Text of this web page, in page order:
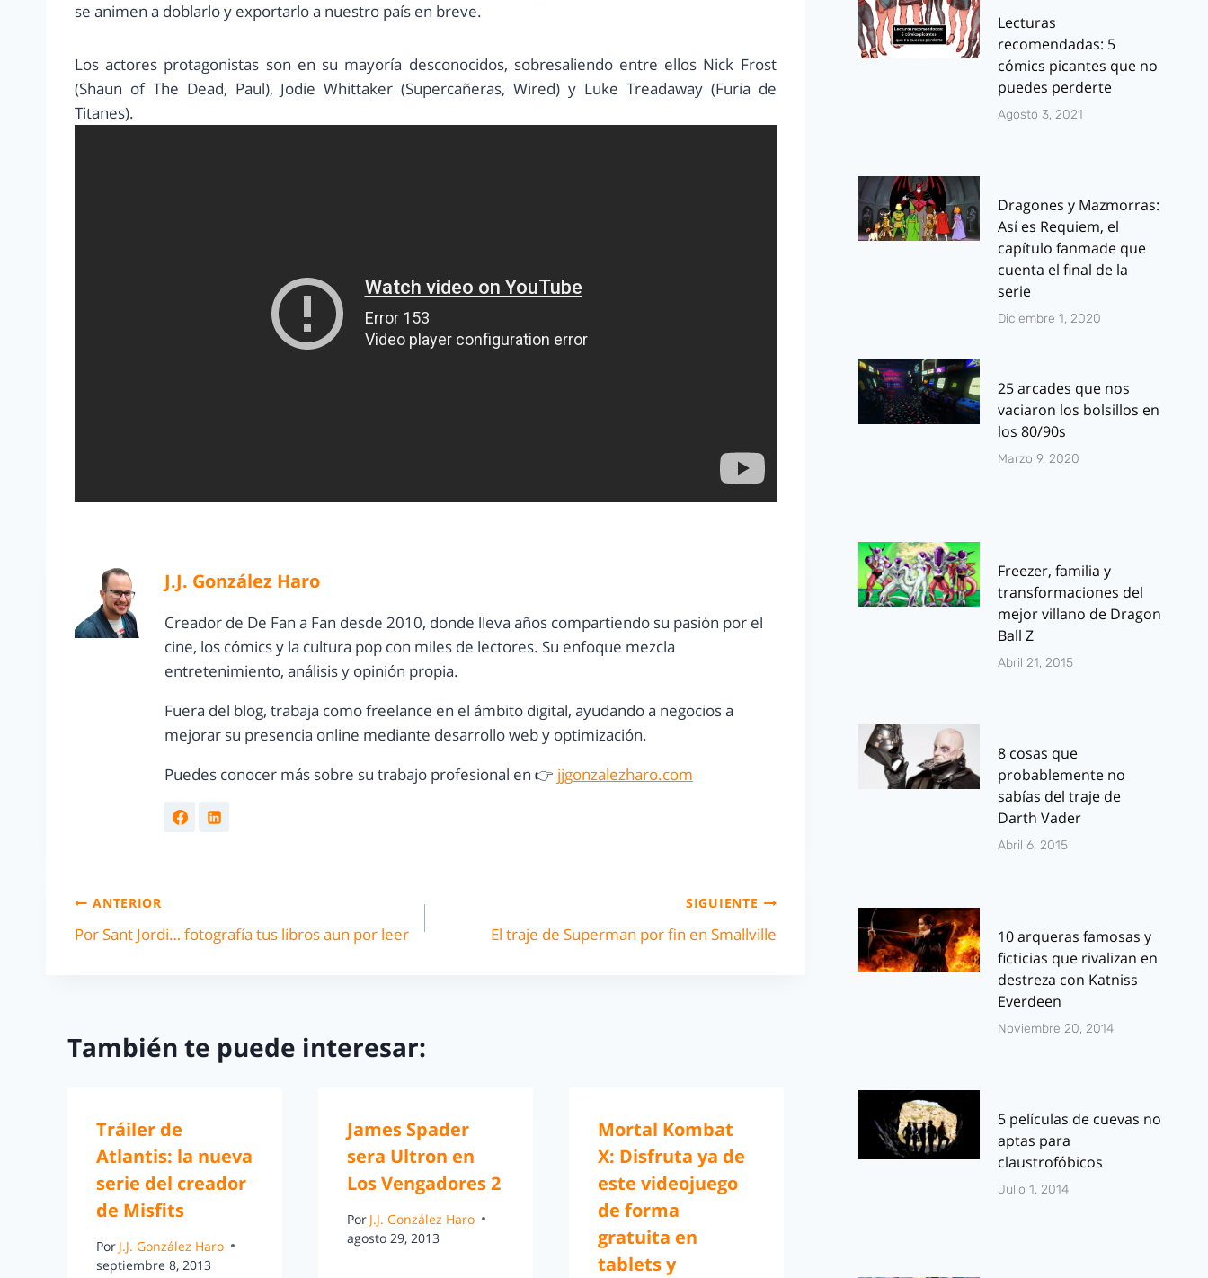
se animen a doblarlo y exportarlo a nuestro país en breve.
Los actores protagonistas son en su mayoría desconocidos, sobresaliendo entre ellos Nick Frost
(Shaun of The Dead, Paul), Jodie Whittaker (Supercañeras, Wired) y Luke Treadaway (Furia de
Titanes).
J.J. González Haro
Creador de De Fan a Fan desde 2010, donde lleva años compartiendo su pasión por el
cine, los cómics y la cultura pop con miles de lectores. Su enfoque mezcla
entretenimiento, análisis y opinión propia.
Fuera del blog, trabaja como freelance en el ámbito digital, ayudando a negocios a
mejorar su presencia online mediante desarrollo web y optimización.
Puedes conocer más sobre su trabajo profesional en 👉 jjgonzalezharo.com
ANTERIOR
Por Sant Jordi… fotografía tus libros aun por leer
SIGUIENTE
El traje de Superman por fin en Smallville
También te puede interesar:
Tráiler de
Atlantis: la nueva
serie del creador
de Misfits
Por J.J. González Haro
septiembre 8, 2013
James Spader
sera Ultron en
Los Vengadores 2
Por J.J. González Haro
agosto 29, 2013
Mortal Kombat
X: Disfruta ya de
este videojuego
de forma
gratuita en
tablets y
Lecturas
recomendadas: 5
cómics picantes que no
puedes perderte
Agosto 3, 2021
Dragones y Mazmorras:
Así es Requiem, el
capítulo fanmade que
cuenta el final de la
serie
Diciembre 1, 2020
25 arcades que nos
vaciaron los bolsillos en
los 80/90s
Marzo 9, 2020
Freezer, familia y
transformaciones del
mejor villano de Dragon
Ball Z
Abril 21, 2015
8 cosas que
probablemente no
sabías del traje de
Darth Vader
Abril 6, 2015
10 arqueras famosas y
ficticias que rivalizan en
destreza con Katniss
Everdeen
Noviembre 20, 2014
5 películas de cuevas no
aptas para
claustrofóbicos
Julio 1, 2014